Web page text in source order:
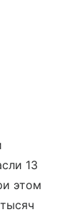
13
этом